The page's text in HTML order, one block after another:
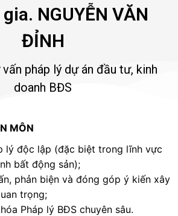
NGUYỄN VĂN
ĐỈNH
pháp lý dự án đầu tư, kinh
doanh BĐS
MÔN
lý độc lập (đặc biệt trong lĩnh vực
bất động sản);
phản biện và đóng góp ý kiến xây
trọng;
Pháp lý BĐS chuyên sâu.